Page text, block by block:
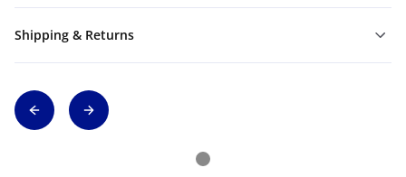
Shipping & Returns